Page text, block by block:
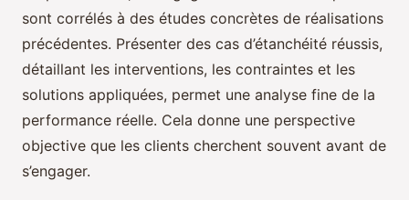
sont corrélés à des études concrètes de réalisations
précédentes. Présenter des cas d’étanchéité réussis,
détaillant les interventions, les contraintes et les
solutions appliquées, permet une analyse fine de la
performance réelle. Cela donne une perspective
objective que les clients cherchent souvent avant de
s’engager.